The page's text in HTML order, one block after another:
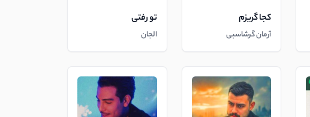
کجا گریزم
آرمان گرشاسبی
تو رفتی
الجان